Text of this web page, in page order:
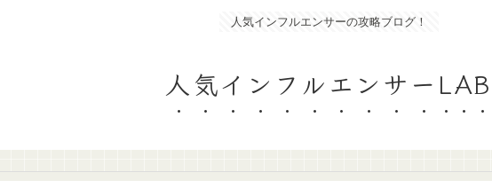
人気インフルエンサーの攻略ブログ！
人気インフルエンサーLAB